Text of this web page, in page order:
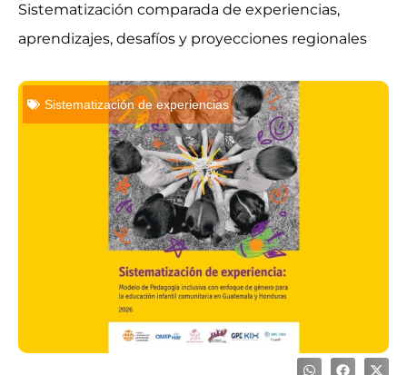
Sistematización comparada de experiencias,
aprendizajes, desafíos y proyecciones regionales
Sistematización de experiencias